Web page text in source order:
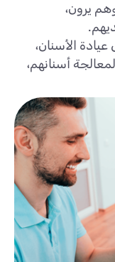
يرون،
الأسنان،
أسنانهم،